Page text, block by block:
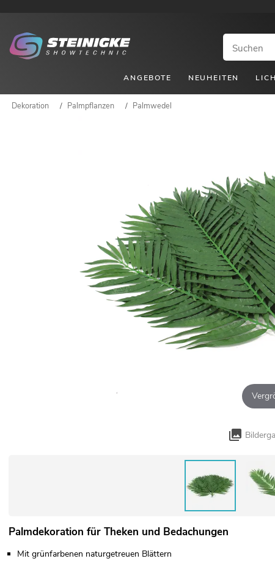
ANGEBOTE NEUHEITEN
Dekoration / Palmpflanzen / Palmwedel
Palmdekoration für Theken und Bedachungen
Mit grünfarbenen naturgetreuen Blättern